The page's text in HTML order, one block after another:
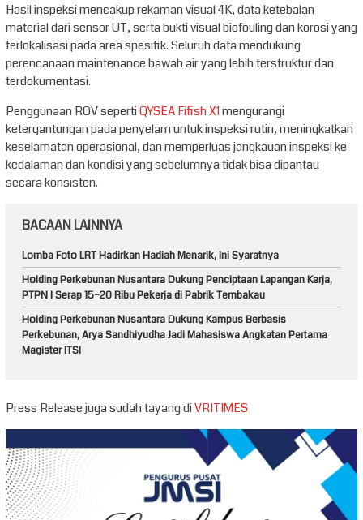
Hasil inspeksi mencakup rekaman visual 4K, data ketebalan
material dari sensor UT, serta bukti visual biofouling dan korosi yang
terlokalisasi pada area spesifik. Seluruh data mendukung
perencanaan maintenance bawah air yang lebih terstruktur dan
terdokumentasi.
Penggunaan ROV sepertiQYSEA Fifish X1mengurangi
ketergantungan pada penyelam untuk inspeksi rutin, meningkatkan
keselamatan operasional, dan memperluas jangkauan inspeksi ke
kedalaman dan kondisi yang sebelumnya tidak bisa dipantau
secara konsisten.
BACAAN LAINNYA
Lomba Foto LRT Hadirkan Hadiah Menarik, Ini Syaratnya
Holding Perkebunan Nusantara Dukung Penciptaan Lapangan Kerja,
PTPN I Serap 15–20 Ribu Pekerja di Pabrik Tembakau
Holding Perkebunan Nusantara Dukung Kampus Berbasis
Perkebunan, Arya Sandhiyudha Jadi Mahasiswa Angkatan Pertama
Magister ITSI
Press Release juga sudah tayang diVRITIMES